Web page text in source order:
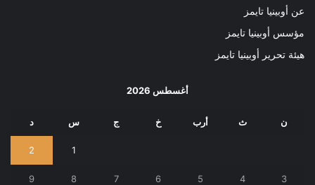
عن أوبينيا تايمز
مؤسس أوبينيا تايمز
هيئة تحرير أوبينيا تايمز
أغسطس 2026
ن ث أرب خ ج س د
1
2
3
4
5
6
7
8
9